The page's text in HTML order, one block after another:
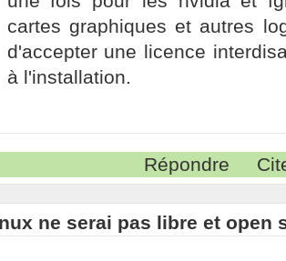
cartes graphiques et autres
d'accepter une licence
à l'installation.
Répondre
ne serai pas libre et open